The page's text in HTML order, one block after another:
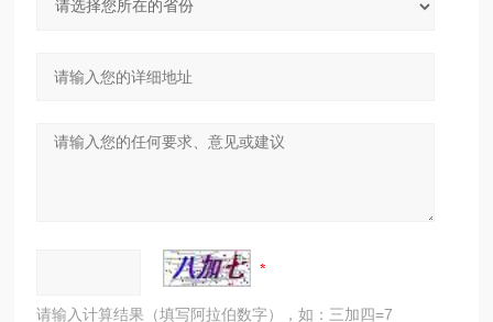
请输入计算结果（填写阿拉伯数字），如：三加四=7